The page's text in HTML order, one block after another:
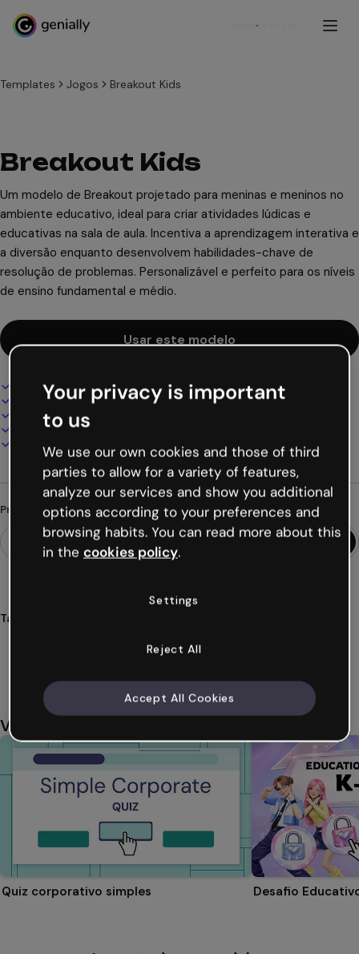
Cadastre-se
Templates Jogos Breakout Kids
Breakout Kids
Um modelo de Breakout projetado para meninas e meninos no
ambiente educativo, ideal para criar atividades lúdicas e
educativas na sala de aula. Incentiva a aprendizagem interativa e
a diversão enquanto desenvolvem habilidades-chave de
resolução de problemas. Personalizável e perfeito para os níveis
de ensino fundamental e médio.
Usar este modelo
Design interativo e animado
100% personalizável
Adicione áudio, vídeo e multimídia
Apresente, compartilhe ou publique online
Baixe em PDF, MP4 e outros formatos
Procurando algo diferente?
Tags
Você também pode gostar
Quiz corporativo simples Desafio
Your privacy is important
to us
We use our own cookies and those of third
parties to allow for a variety of features,
analyze our services and show you additional
options according to your preferences and
browsing habits. You can read more about this
in the cookies policy.
Settings
Reject All
Accept All Cookies